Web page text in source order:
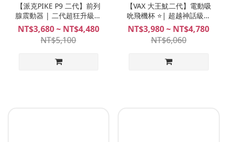
【派克PIKE P9 二代】前列
腺震動器 | 二代超狂升級、
720°旋轉攪動、三強馬達震
動、超刺激前列腺高潮神
器！NITE 夜能
NT$3,680 ~ NT$4,480
NT$5,100
【VAX 大王魷二代】電動吸
吮飛機杯 ⭐️| 超越神話級的
吸吮力、吸到精盡人爽、吸
震合一、最強的吸吮飛機
杯！NITE 夜能
NT$3,980 ~ NT$4,780
NT$6,060